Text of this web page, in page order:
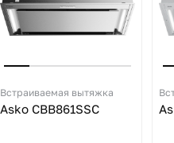
Встраиваемая вытяжка
Asko CBB861SSC